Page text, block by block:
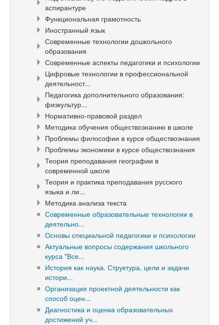
аспирантуре
Функциональная грамотность
Иностранный язык
Современные технологии дошкольного
образования
Современные аспекты педагогики и психологии
Цифровые технологии в профессиональной
деятельност...
Педагогика дополнительного образования:
физкультур...
Нормативно-правовой раздел
Методика обучения обществознанию в школе
Проблемы философии в курсе обществознания
Проблемы экономики в курсе обществознания
Теория преподавания географии в
современной школе
Теория и практика преподавания русского
языка и ли...
Методика анализа текста
Современные образовательные технологии в
деятельно...
Основы специальной педагогики и психологии
Актуальные вопросы содержания школьного
курса "Все...
История как наука. Структура, цели и задачи
истори...
Организация проектной деятельности как
способ оцен...
Диагностика и оценка образовательных
достижений уч...